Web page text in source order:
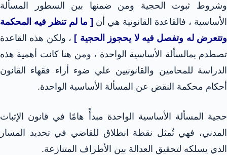
وشروط ثبوت الحجية ومن ضمنها بين السطور المسألة
الأساسية ، فالقاعدة القانونية هي أن [ ما لم تنظر فيه المحكمة
وتتعرض له وتفصل فيه لا يحجوز الحجية ] ، ولكن هذه القاعدة
تصطدم بمالسألة الأساسية الواحدة ، ومن هنا كانت أهمية هذه
الدراسة للمحامين والقانونيين علي ضوء أراء فقهاء القانون
أحكام محكمة النقض عن المسألة الأساسية الواحدة.
حجية المسألة الأساسية الواحدة مبدأً هامًا في قانون الإثبات
المدني، فهي تُمثل نقطة انطلاق للقاضي في تحديد المسار
الذي يسلكه لتحقيق العدالة بين الأطراف المتنازعة.